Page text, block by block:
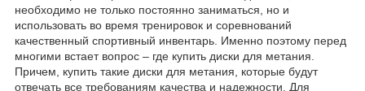
необходимо не только постоянно заниматься, но и
использовать во время тренировок и соревнований
качественный спортивный инвентарь. Именно поэтому перед
многими встает вопрос – где купить диски для метания.
Причем, купить такие диски для метания, которые будут
отвечать все требованиям качества и надежности. Для